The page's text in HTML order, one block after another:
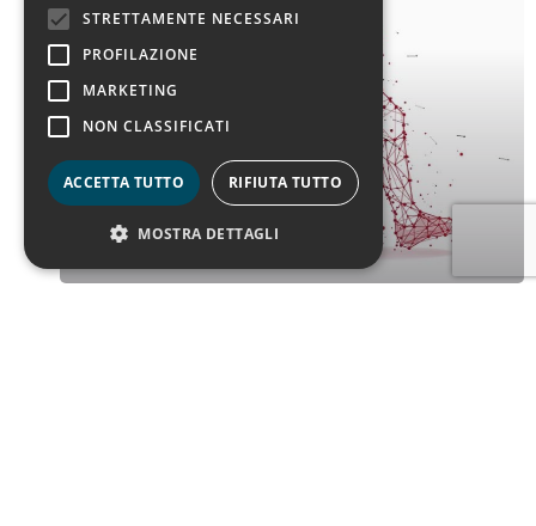
Felsina Calcio
STRETTAMENTE NECESSARI
PROFILAZIONE
MARKETING
NON CLASSIFICATI
ACCETTA TUTTO RIFIUTA TUTTO
MOSTRA DETTAGLI